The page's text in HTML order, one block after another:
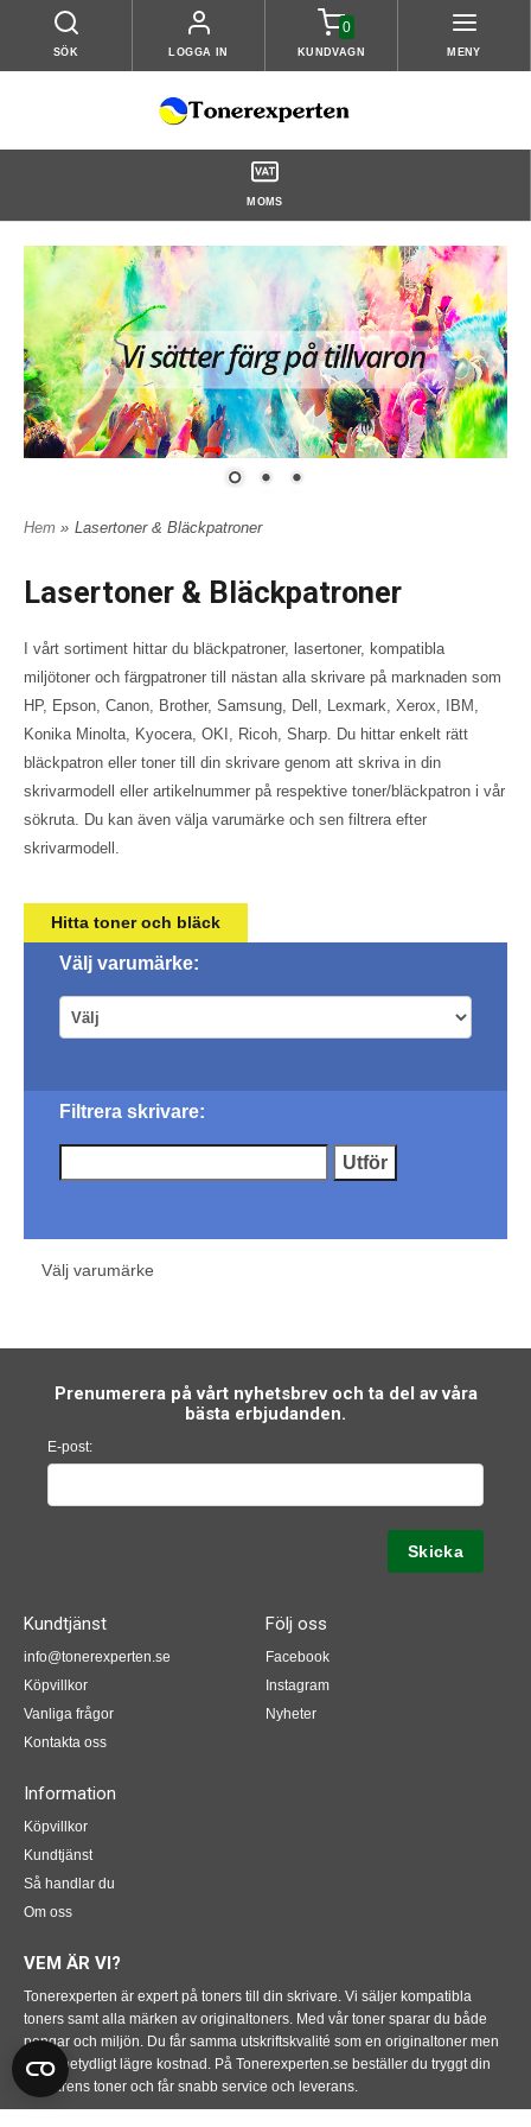
SÖK LOGGA IN
0
KUNDVAGN MENY
MOMS
Hem » Lasertoner & Bläckpatroner
Lasertoner & Bläckpatroner
I vårt sortiment hittar du bläckpatroner, lasertoner, kompatibla
miljötoner och färgpatroner till nästan alla skrivare på marknaden som
HP, Epson, Canon, Brother, Samsung, Dell, Lexmark, Xerox, IBM,
Konika Minolta, Kyocera, OKI, Ricoh, Sharp. Du hittar enkelt rätt
bläckpatron eller toner till din skrivare genom att skriva in din
skrivarmodell eller artikelnummer på respektive toner/bläckpatron i vår
sökruta. Du kan även välja varumärke och sen filtrera efter
skrivarmodell.
Hitta toner och bläck
Välj varumärke:
Filtrera skrivare:
Välj varumärke
Prenumerera på vårt nyhetsbrev och ta del av våra
bästa erbjudanden.
E-post:
Kundtjänst
info@tonerexperten.se
Köpvillkor
Vanliga frågor
Kontakta oss
Följ oss
Facebook
Instagram
Nyheter
Information
Köpvillkor
Kundtjänst
Så handlar du
Om oss
VEM ÄR VI?
Tonerexperten är expert på toners till din skrivare. Vi säljer kompatibla
toners samt alla märken av originaltoners. Med vår toner sparar du både
pengar och miljön. Du får samma utskriftskvalité som en originaltoner men
till en betydligt lägre kostnad. På Tonerexperten.se beställer du tryggt din
skrivarens toner och får snabb service och leverans.